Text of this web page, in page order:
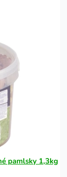
pamlsky 1,3kg